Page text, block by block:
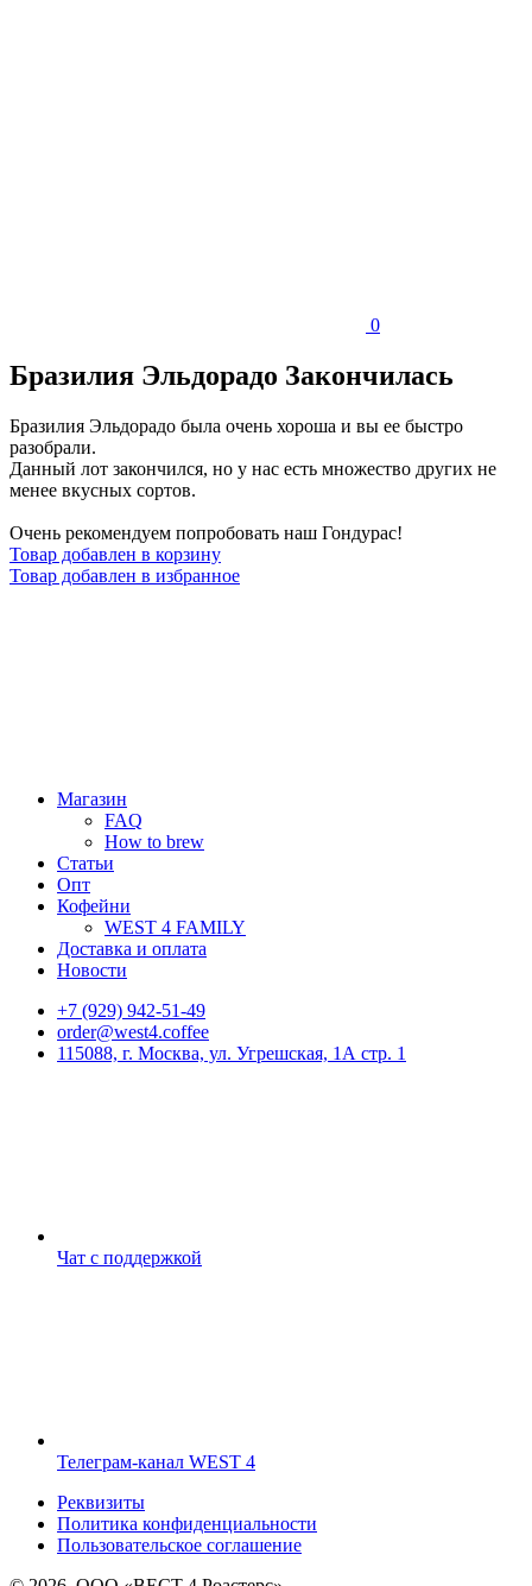
0
Бразилия Эльдорадо Закончилась
Бразилия Эльдорадо была очень хороша и вы ее быстро
разобрали.
Данный лот закончился, но у нас есть множество других не
менее вкусных сортов.
Очень рекомендуем попробовать наш Гондурас!
Товар добавлен в корзину
Товар добавлен в избранное
Магазин
FAQ
How to brew
Статьи
Опт
Кофейни
WEST 4 FAMILY
Доставка и оплата
Новости
+7 (929) 942-51-49
order@west4.coffee
115088, г. Москва, ул. Угрешская, 1А стр. 1
Чат с поддержкой
Телеграм-канал WEST 4
Реквизиты
Политика конфиденциальности
Пользовательское соглашение